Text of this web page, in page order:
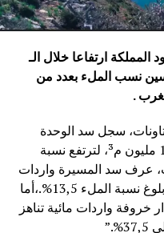
ارتفاعا خلال الـ
نسب الملء بعدد من
.
تاونات، سجل سد الوحدة
أعلى واردات مائية، حيث تبلغ 102,6 مليون م³، لترتفع نسبة
سطات، عرف سد المسيرة واردات
مائية تصل إلى 18,4 مليون م³، مع بلوغ نسبة الملء 13,5%.،أما
واردات مائية تناهز